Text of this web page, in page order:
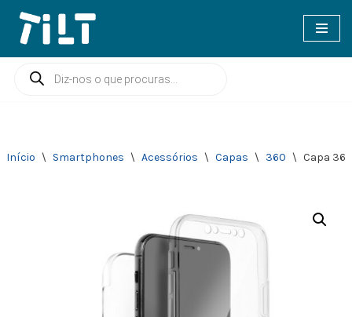
Avançar
para
Início \ Smartphones \ Acessórios \ Capas \ 360 \ Capa